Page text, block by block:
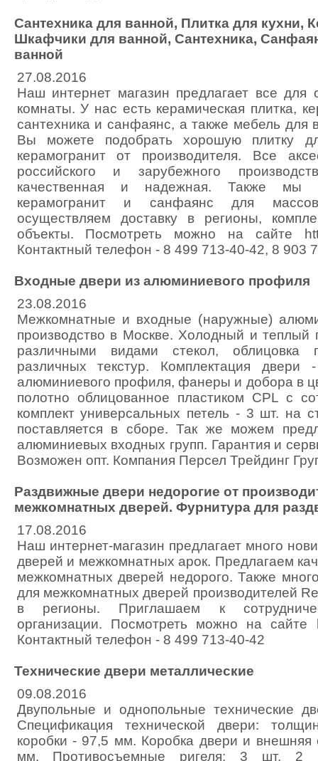
Сантехника для ванной, Плитка для кухни,
Шкафчики для ванной, Сантехника,
ванной
27.08.2016
Наш интернет магазин предлагает все для
комнаты. У нас есть керамическая плитка,
сантехника и санфаянс, а также мебель для
Вы можете подобрать хорошую плитку
керамогранит от производителя. Все
российского и зарубежного
качественная и надежная. Также мы
керамогранит и санфаянс для
осуществляем доставку в регионы,
объекты. Посмотреть можно на сайте
Контактный телефон - 8 499 713-40-42, 8 903
Входные двери из алюминиевого профиля
23.08.2016
Межкомнатные и входные (наружные)
производство в Москве. Холодный и теплый
различными видами стекол, облицовка
различных текстур. Комплектация
алюминиевого профиля, фанеры и добора в
полотно облицованное пластиком CPL с
комплект универсальных петель - 3 шт. на
поставляется в сборе. Так же можем
алюминиевых входных групп. Гарантия и
Возможен опт. Компания Персел Трейдинг
Раздвижные двери недорогие от
межкомнатных дверей. Фурнитура для
17.08.2016
Наш интернет-магазин предлагает много
дверей и межкомнатных арок. Предлагаем
межкомнатных дверей недорого. Также
для межкомнатных дверей производителей
в регионы. Приглашаем к
организации. Посмотреть можно на сайте
Контактный телефон - 8 499 713-40-42
Технические двери металлические
09.08.2016
Двупольные и однопольные технические
Спецификация технической двери:
коробки - 97,5 мм. Коробка двери и внешняя
мм. Противосъемные ригеля: 3 шт, 2